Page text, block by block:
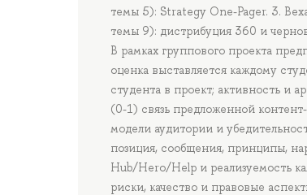
темы 5): Strategy One-Pager. 3.
темы 9): дистрибуция 360 и
В рамках группового проекта
оценка выставляется каждому
студента в проект; активность и
(0-1) связь предложенной
модели аудитории и
позиция, сообщения, принципы,
Hub/Hero/Help и реализуемость
риски, качество и правовые